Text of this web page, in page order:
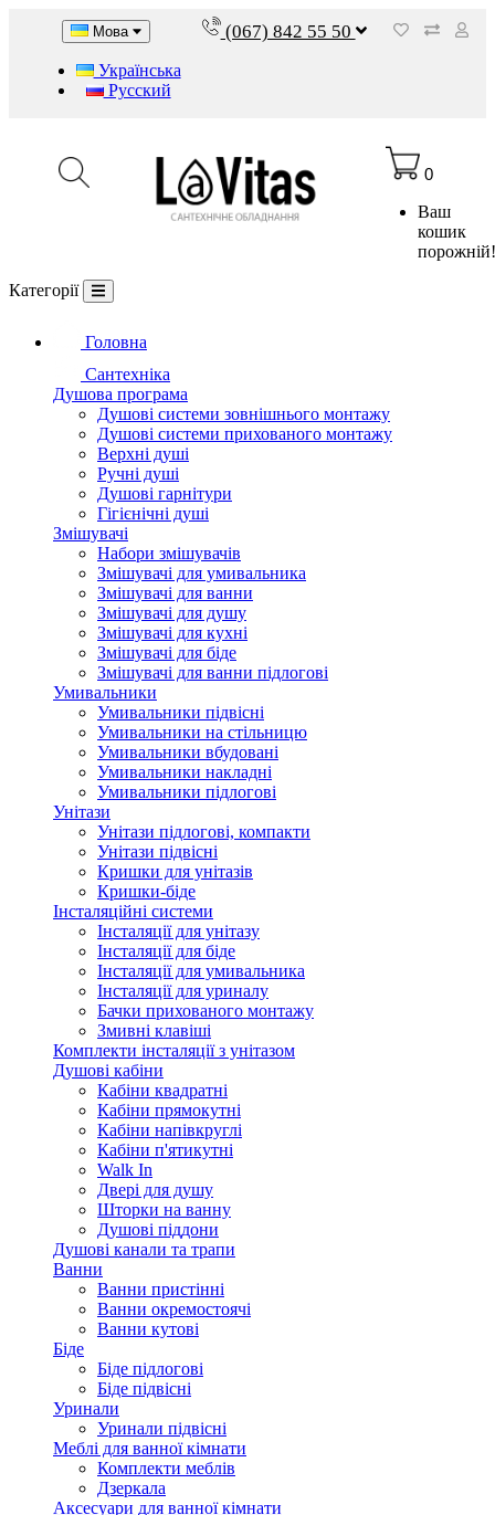
Мова
Українська
Русский
(067) 842 55 50
0
Ваш
кошик
Категорії
Головна
Сантехніка
Душова програма
Душові системи зовнішнього монтажу
Душові системи прихованого монтажу
Верхні душі
Ручні душі
Душові гарнітури
Гігієнічні душі
Змішувачі
Набори змішувачів
Змішувачі для умивальника
Змішувачі для ванни
Змішувачі для душу
Змішувачі для кухні
Змішувачі для біде
Змішувачі для ванни підлогові
Умивальники
Умивальники підвісні
Умивальники на стільницю
Умивальники вбудовані
Умивальники накладні
Умивальники підлогові
Унітази
Унітази підлогові, компакти
Унітази підвісні
Кришки для унітазів
Кришки-біде
Інсталяційні системи
Інсталяції для унітазу
Інсталяції для біде
Інсталяції для умивальника
Інсталяції для уриналу
Бачки прихованого монтажу
Змивні клавіші
Комплекти інсталяції з унітазом
Душові кабіни
Кабіни квадратні
Кабіни прямокутні
Кабіни напівкруглі
Кабіни п'ятикутні
Walk In
Двері для душу
Шторки на ванну
Душові піддони
Душові канали та трапи
Ванни
Ванни пристінні
Ванни окремостоячі
Ванни кутові
Біде
Біде підлогові
Біде підвісні
Уринали
Уринали підвісні
Меблі для ванної кімнати
Комплекти меблів
Дзеркала
Аксесуари для ванної кімнати